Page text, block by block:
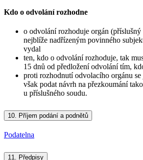
Kdo o odvolání rozhodne
o odvolání rozhoduje orgán
nejblíže nadřízeným povinného
vydal
ten, kdo o odvolání rozhoduje, tak
15 dnů od předložení odvolání tím,
proti rozhodnutí odvolacího orgánu
však podat návrh na přezkoumání
u příslušného soudu.
10. Příjem podání a podnětů
Podatelna
11. Předpisy